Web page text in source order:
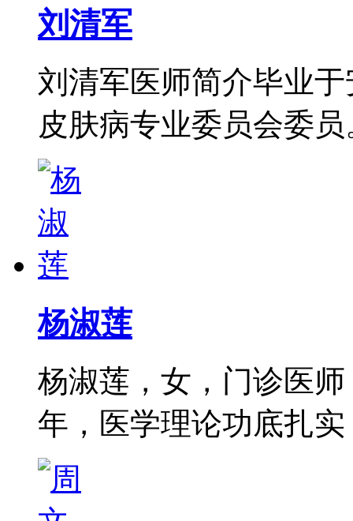
刘清军
刘清军医师简介毕业
皮肤病专业委员会委员
杨淑莲
杨淑莲，女，门诊医
年，医学理论功底扎实